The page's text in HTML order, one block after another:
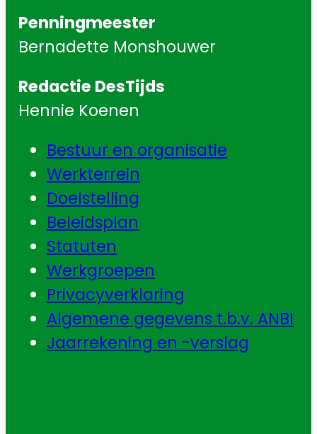
Penningmeester
Bernadette Monshouwer
Redactie DesTijds
Hennie Koenen
Bestuur en organisatie
Werkterrein
Doelstelling
Beleidsplan
Statuten
Werkgroepen
Privacyverklaring
Algemene gegevens t.b.v. ANBI
Jaarrekening en -verslag